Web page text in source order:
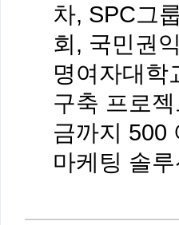
차, SPC그
회, 국민권
명여자대학
구축 프로
금까지 500
마케팅 솔